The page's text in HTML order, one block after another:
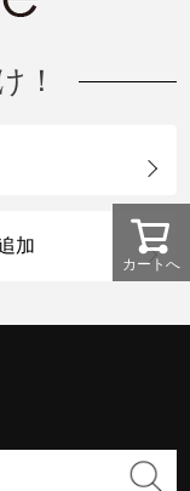
カートへ
！
加